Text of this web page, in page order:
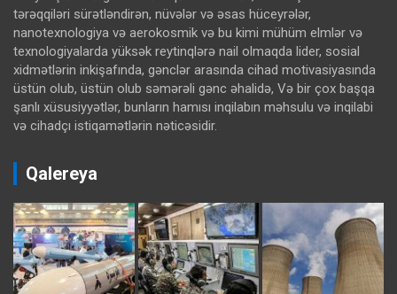
tərəqqiləri sürətləndirən, nüvələr və əsas hüceyrələr,
nanotexnologiya və aerokosmik və bu kimi mühüm elmlər və
texnologiyalarda yüksək reytinqlərə nail olmaqda lider, sosial
xidmətlərin inkişafında, gənclər arasında cihad motivasiyasında
üstün olub, üstün olub səmərəli gənc əhalidə, Və bir çox başqa
şanlı xüsusiyyətlər, bunların hamısı inqilabın məhsulu və inqilabi
və cihadçı istiqamətlərin nəticəsidir.
Qalereya